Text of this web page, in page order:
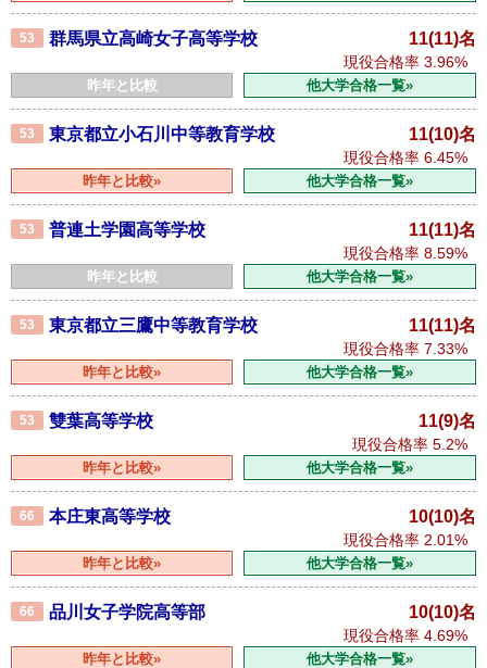
53 群馬県立高崎女子高等学校 11(11)名
現役合格率 3.96%
昨年と比較 他大学合格一覧»
53 東京都立小石川中等教育学校 11(10)名
現役合格率 6.45%
昨年と比較» 他大学合格一覧»
53 普連土学園高等学校 11(11)名
現役合格率 8.59%
昨年と比較 他大学合格一覧»
53 東京都立三鷹中等教育学校 11(11)名
現役合格率 7.33%
昨年と比較» 他大学合格一覧»
53 雙葉高等学校 11(9)名
現役合格率 5.2%
昨年と比較» 他大学合格一覧»
66 本庄東高等学校 10(10)名
現役合格率 2.01%
昨年と比較» 他大学合格一覧»
66 品川女子学院高等部 10(10)名
現役合格率 4.69%
昨年と比較» 他大学合格一覧»